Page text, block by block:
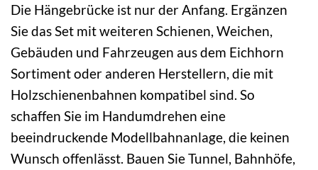
Die Hängebrücke ist nur der Anfang. Ergänzen
Sie das Set mit weiteren Schienen, Weichen,
Gebäuden und Fahrzeugen aus dem Eichhorn
Sortiment oder anderen Herstellern, die mit
Holzschienenbahnen kompatibel sind. So
schaffen Sie im Handumdrehen eine
beeindruckende Modellbahnanlage, die keinen
Wunsch offenlässt. Bauen Sie Tunnel, Bahnhöfe,